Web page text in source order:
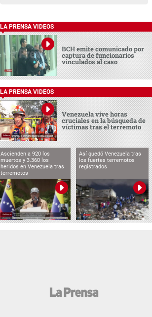
LA PRENSA VIDEOS
BCH emite comunicado por
captura de funcionarios
vinculados al caso
LA PRENSA VIDEOS
Venezuela vive horas
cruciales en la búsqueda de
víctimas tras el terremoto
Ascienden a 920 los
muertos y 3.360 los
heridos en Venezuela tras
terremotos
Así quedó Venezuela tras
los fuertes terremotos
registrados